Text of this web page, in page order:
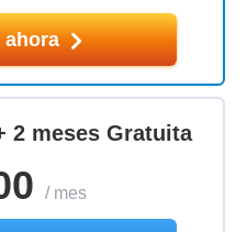
ahora
2 meses Gratuita
/ mes